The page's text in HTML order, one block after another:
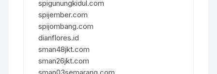
spigunungkidul.com
spijember.com
spijombang.com
dianflores.id
sman48jkt.com
sman26jkt.com